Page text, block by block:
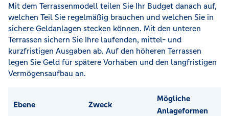
Mit dem Terrassenmodell teilen Sie Ihr Budget danach auf,
welchen Teil Sie regelmäßig brauchen und welchen Sie in
sichere Geldanlagen stecken können. Mit den unteren
Terrassen sichern Sie Ihre laufenden, mittel- und
kurzfristigen Ausgaben ab. Auf den höheren Terrassen
legen Sie Geld für spätere Vorhaben und den langfristigen
Vermögensaufbau an.
Ebene Zweck
Mögliche
Anlageformen